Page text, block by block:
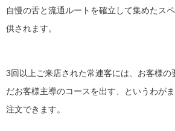
自慢の舌と流通ルートを確立して集めたス
供されます。
3回以上ご来店された常連客には、お客様の
だお客様主導のコースを出す、というわが
注文できます。